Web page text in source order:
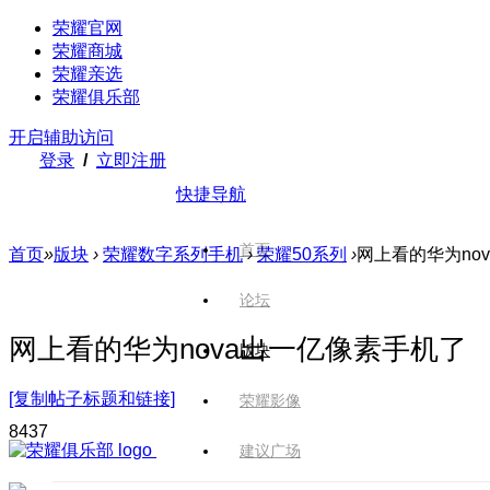
荣耀官网
荣耀商城
荣耀亲选
荣耀俱乐部
开启辅助访问
登录 / 立即注册
快捷导航
首页
论坛
版块
荣耀影像
建议广场
首页»版块 › 荣耀数字系列手机 › 荣耀50系列 ›网上看的华为
网上看的华为nova出一亿像素手机了
[复制帖子标题和链接]
8437